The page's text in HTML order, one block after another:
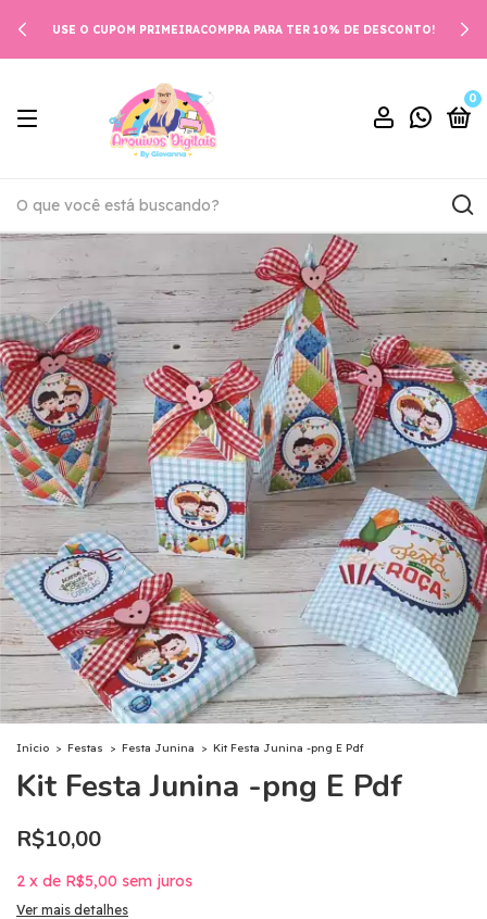
USE O CUPOM PRIMEIRACOMPRA PARA TER 10% DE DESCONTO!
0
Início > Festas > Festa Junina > Kit Festa Junina -png E Pdf
Kit Festa Junina -png E Pdf
R$10,00
2 x de R$5,00 sem juros
Ver mais detalhes